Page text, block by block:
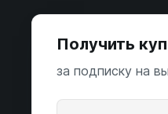
защищены
Получить
за подписку на